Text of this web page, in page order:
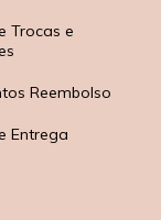
Trocas e
Reembolso
Entrega